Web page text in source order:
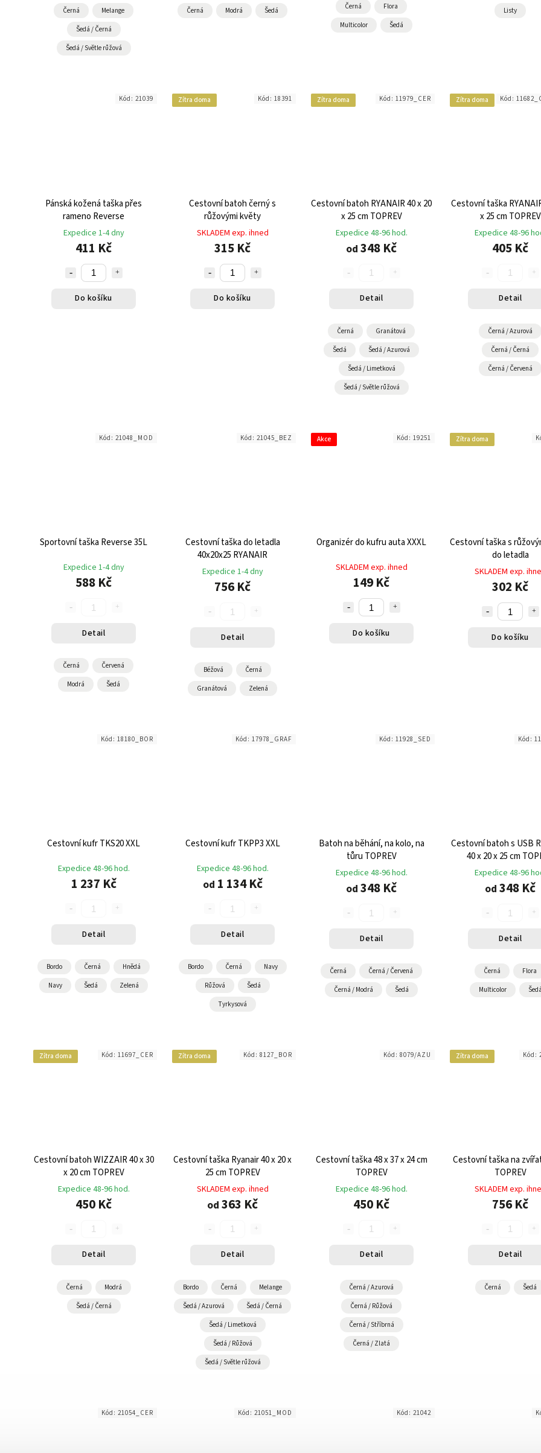
Černá Melange
Šedá / Černá
Šedá / Světle růžová
Černá Modrá Šedá Černá Flora
Multicolor Šedá
Listy
Pánská kožená taška přes
rameno Reverse
Expedice 1-4 dny
411 Kč
Do košíku
Kód: 21039 Zítra doma
Cestovní batoh černý s
růžovými květy
SKLADEM exp. ihned
315 Kč
Do košíku
Kód: 18391 Zítra doma
Cestovní batoh RYANAIR 40 x 20
x 25 cm TOPREV
Expedice 48-96 hod.
od 348 Kč
Detail
Černá Granátová
Šedá Šedá / Azurová
Šedá / Limetková
Šedá / Světle růžová
Kód: 11979_CER Zítra doma
Cestovní taška
x 25 cm TOPREV
Expedice 48-96
405 Kč
Detail
Černá / Azurová
Černá / Černá
Černá / Červená
Kód:
Sportovní taška Reverse 35L
Expedice 1-4 dny
588 Kč
Detail
Černá Červená
Modrá Šedá
Kód: 21048_MOD
Cestovní taška do letadla
40x20x25 RYANAIR
Expedice 1-4 dny
756 Kč
Detail
Béžová Černá
Granátová Zelená
Kód: 21045_BEZ Akce
Organizér do kufru auta XXXL
SKLADEM exp. ihned
149 Kč
Do košíku
Kód: 19251 Zítra doma
Cestovní taška s
do letadla
SKLADEM exp.
302 Kč
Do košíku
Cestovní kufr TKS20 XXL
Expedice 48-96 hod.
1 237 Kč
Detail
Bordo Černá Hnědá
Navy Šedá Zelená
Kód: 18180_BOR
Cestovní kufr TKPP3 XXL
Expedice 48-96 hod.
od 1 134 Kč
Detail
Bordo Černá Navy
Růžová Šedá
Tyrkysová
Kód: 17978_GRAF
Batoh na běhání, na kolo, na
tůru TOPREV
Expedice 48-96 hod.
od 348 Kč
Detail
Černá Černá / Červená
Černá / Modrá Šedá
Kód: 11928_SED
Cestovní batoh s USB
40 x 20 x 25 cm
Expedice 48-96
od 348 Kč
Detail
Černá Flora
Multicolor Šedá
Kód:
Zítra doma
Cestovní batoh WIZZAIR 40 x 30
x 20 cm TOPREV
Expedice 48-96 hod.
450 Kč
Detail
Černá Modrá
Šedá / Černá
Kód: 11697_CER Zítra doma
Cestovní taška Ryanair 40 x 20 x
25 cm TOPREV
SKLADEM exp. ihned
od 363 Kč
Detail
Bordo Černá Melange
Šedá / Azurová Šedá / Černá
Šedá / Limetková
Šedá / Růžová
Šedá / Světle růžová
Kód: 8127_BOR
Cestovní taška 48 x 37 x 24 cm
TOPREV
Expedice 48-96 hod.
450 Kč
Detail
Černá / Azurová
Černá / Růžová
Černá / Stříbrná
Černá / Zlatá
Kód: 8079/AZU Zítra doma
Cestovní taška na
TOPREV
SKLADEM exp.
756 Kč
Detail
Černá Šedá
Kód:
Kód: 21054_CER Kód: 21051_MOD Kód: 21042